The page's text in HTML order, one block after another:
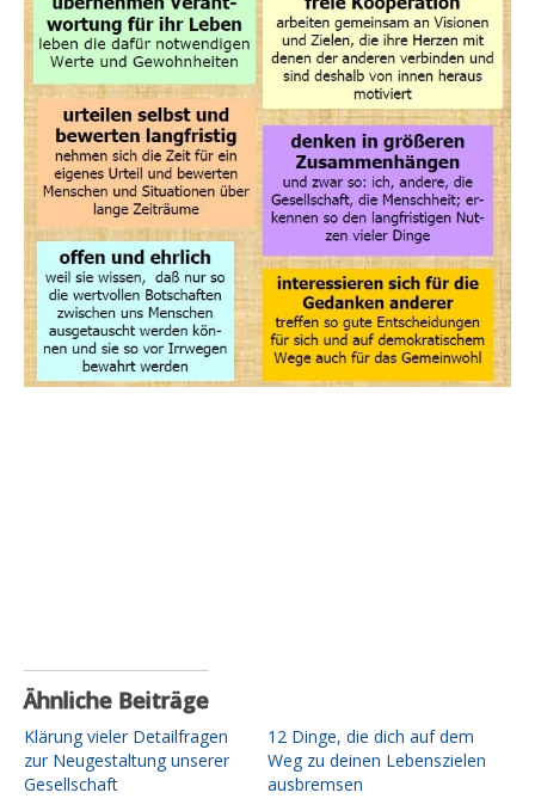
Ähnliche Beiträge
Klärung vieler Detailfragen
zur Neugestaltung unserer
Gesellschaft
12 Dinge, die dich auf dem
Weg zu deinen Lebenszielen
ausbremsen